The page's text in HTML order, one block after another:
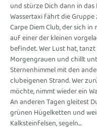
und stürze Dich dann in das
Wassertaxi fährt die
Carpe Diem Club, der sich in
auf einer der kleinen
befindet. Wer Lust hat,
Morgengrauen und chillt
Sternenhimmel mit den
clubeigenen Strand. Wer
möchte, nimmt wieder ein
An anderen Tagen gleitest
grünen Hügelketten und
Kalksteinfelsen, segeln…